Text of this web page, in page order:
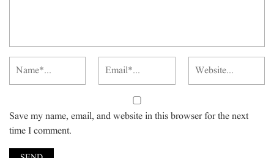
Save my name, email, and website in this browser for the next
time I comment.